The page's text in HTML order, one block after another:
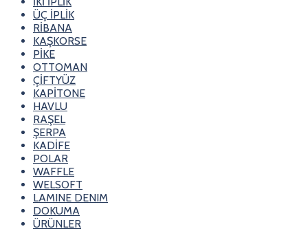
ÜÇ İPLİK
RİBANA
KAŞKORSE
PİKE
OTTOMAN
ÇİFTYÜZ
KAPİTONE
HAVLU
RAŞEL
ŞERPA
KADİFE
POLAR
WAFFLE
WELSOFT
LAMINE DENIM
DOKUMA
ÜRÜNLER